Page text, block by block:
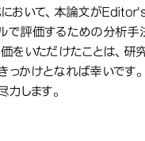
いて、本論文が
評価するための分析手
をいただけたことは、研
っかけとなれば幸いです
します。